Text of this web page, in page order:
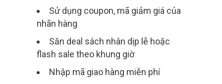
Sử dụng coupon, mã giảm giá của
nhãn hàng
Săn deal sách nhân dịp lễ hoặc
flash sale theo khung giờ
Nhập mã giao hàng miễn phí